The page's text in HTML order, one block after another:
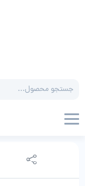
search